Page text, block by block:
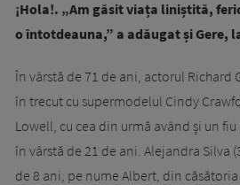
¡Hola!. „Am găsit viața liniștită,
o întotdeauna,” a adăugat și Gere,
În vârstă de 71 de ani, actorul Richard
în trecut cu supermodelul Cindy
Lowell, cu cea din urmă având și un
în vârstă de 21 de ani. Alejandra Silva
de 8 ani, pe nume Albert, din